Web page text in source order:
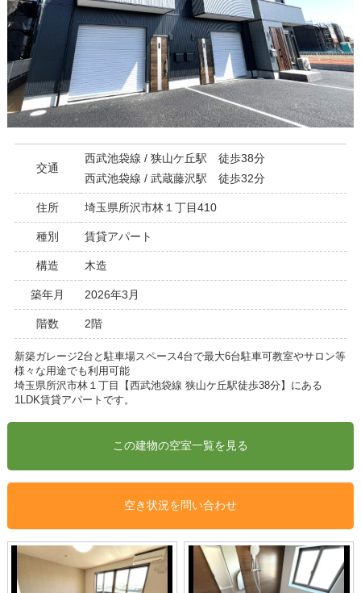
交通
西武池袋線 / 狭山ケ丘駅 徒歩38分
西武池袋線 / 武蔵藤沢駅 徒歩32分
住所 埼玉県所沢市林１丁目410
種別 賃貸アパート
構造 木造
築年月 2026年3月
階数 2階
新築ガレージ2台と駐車場スペース4台で最大6台駐車可教室やサロン等
様々な用途でも利用可能
埼玉県所沢市林１丁目【西武池袋線 狭山ケ丘駅徒歩38分】にある
1LDK賃貸アパートです。
空き状況を問い合わせ